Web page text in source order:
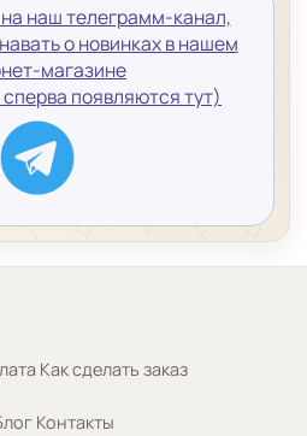
наш телеграмм-канал,
о новинках в нашем
магазине
появляются тут)
Как сделать заказ
Контакты